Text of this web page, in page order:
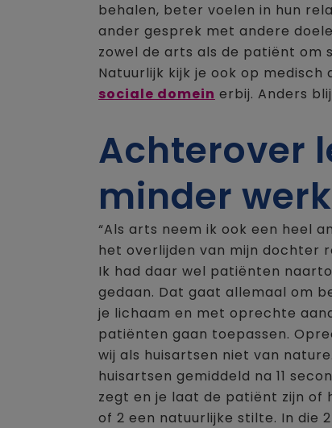
behalen, beter voelen in hun
ander gesprek met andere
zowel de arts als de patiënt om
Natuurlijk kijk je ook op
sociale domein erbij. Anders
Achterover
minder
“Als arts neem ik ook een heel
het overlijden van mijn dochter
Ik had daar wel patiënten
gedaan. Dat gaat allemaal om
je lichaam en met oprechte
patiënten gaan toepassen.
wij als huisartsen niet van
huisartsen gemiddeld na 11
zegt en je laat de patiënt zijn of
of 2 een natuurlijke stilte. In die